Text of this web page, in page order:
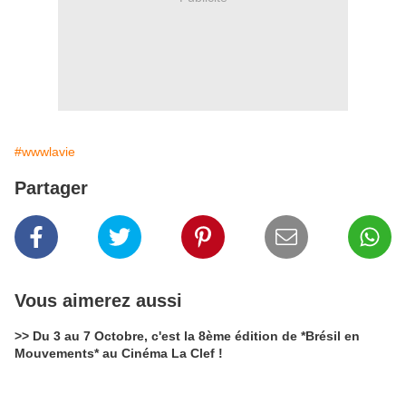
#wwwlavie
Partager
Vous aimerez aussi
>> Du 3 au 7 Octobre, c'est la 8ème édition de *Brésil en
Mouvements* au Cinéma La Clef !